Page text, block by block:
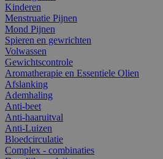
Kinderen
Menstruatie Pijnen
Mond Pijnen
Spieren en gewrichten
Volwassen
Gewichtscontrole
Aromatherapie en Essentiele Olien
Afslanking
Ademhaling
Anti-beet
Anti-haaruitval
Anti-Luizen
Bloedcirculatie
Complex - combinaties